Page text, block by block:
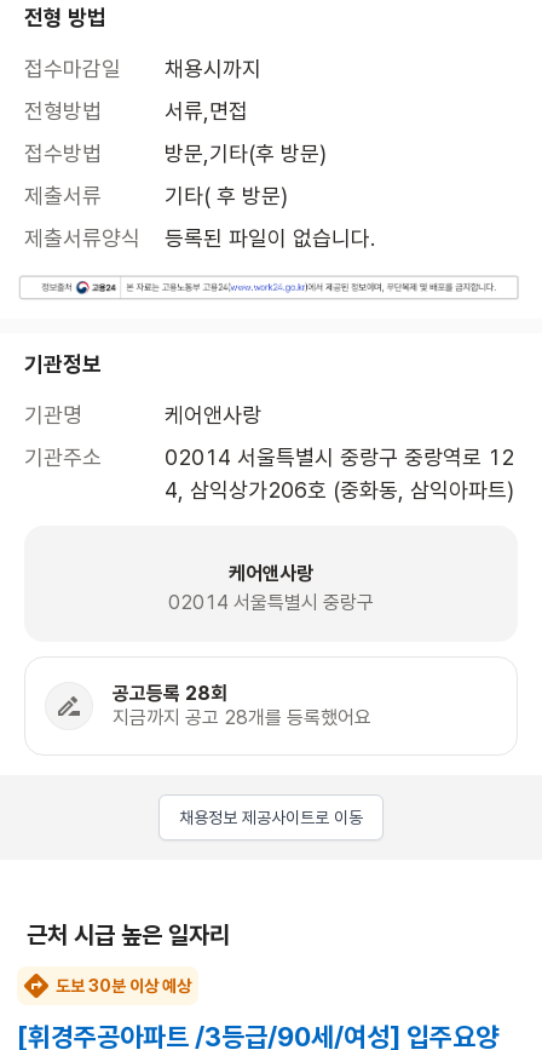
전형 방법
접수마감일
채용시까지
전형방법
서류,면접
접수방법
방문,기타(후 방문)
제출서류
기타( 후 방문)
제출서류양식
등록된 파일이 없습니다.
기관정보
기관명
케어앤사랑
기관주소
02014 서울특별시 중랑구 중랑역로 12
4, 삼익상가206호 (중화동, 삼익아파트)
케어앤사랑
02014 서울특별시 중랑구
공고등록 28회
지금까지 공고 28개를 등록했어요
채용정보 제공사이트로 이동
근처 시급 높은 일자리
도보 30분 이상 예상
[휘경주공아파트 /3등급/90세/여성] 입주요양